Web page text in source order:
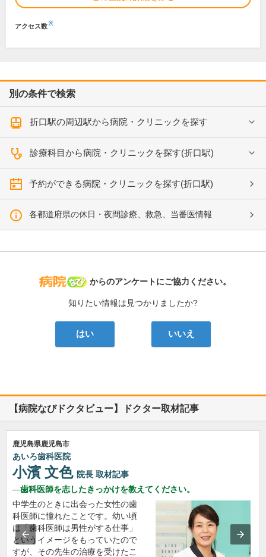
アクセス数※
別の条件で検索
折口駅の周辺駅から病院・クリニックを探す
診療科目から病院・クリニックを探す(折口駅)
予約ができる病院・クリニックを探す(折口駅)
各都道府県の休日・夜間診療、救急、当番医情報
病院なび
からのアンケートにご協力ください。
知りたい情報は見つかりましたか?
はい いいえ
【病院なびドクタビュー】ドクター取材記事
鹿児島県鹿児島市
あいろ歯科医院
小濱 文色 院長 取材記事
歯科医師を志したきっかけを教えてください。
中学生のときに出会った女性の歯
科医師に憧れたことです。幼い頃
は「歯科医師は男性がする仕事」
というイメージをもっていたので
すが、その先生の治療を受けたこ